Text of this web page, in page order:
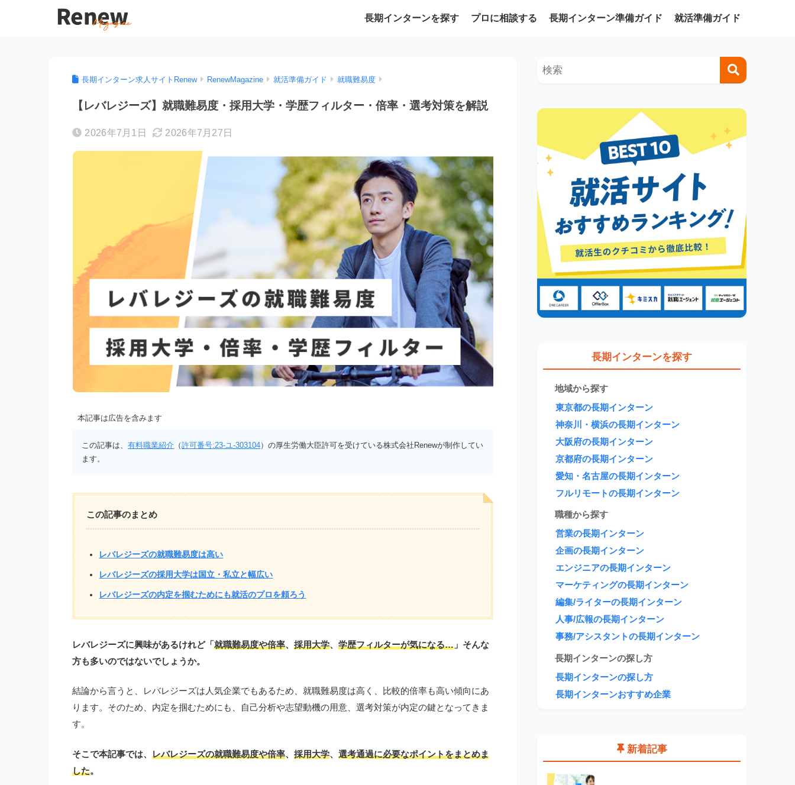
長期インターンを探す プロに相談する 長期インターン準備ガイド 就活準備ガイド
長期インターン求人サイトRenew RenewMagazine 就活準備ガイド 就職難易度
【レバレジーズ】就職難易度・採用大学・学歴フィルター・倍率・選考対策を解説
2026年7月1日 2026年7月27日
本記事は広告を含みます
この記事は、有料職業紹介 （許可番号:23-ユ-303104）の厚生労働大臣許可を受けている株式会社Renewが制作してい
ます。
この記事のまとめ
レバレジーズの就職難易度は高い
レバレジーズの採用大学は国立・私立と幅広い
レバレジーズの内定を掴むためにも就活のプロを頼ろう
レバレジーズに興味があるけれど「 就職難易度や倍率、 採用大学、 学歴フィルターが気になる… 」そんな
方も多いのではないでしょうか。
結論から言うと、レバレジーズは人気企業でもあるため、就職難易度は高く、比較的倍率も高い傾向にあ
ります。そのため、内定を掴むためにも、自己分析や志望動機の用意、選考対策が内定の鍵となってきま
す。
そこで本記事では、 レバレジーズの就職難易度や倍率、 採用大学、 選考通過に必要なポイントをまとめま
した。
長期インターンを探す
地域から探す
東京都の長期インターン
神奈川・横浜の長期インターン
大阪府の長期インターン
京都府の長期インターン
愛知・名古屋の長期インターン
フルリモートの長期インターン
職種から探す
営業の長期インターン
企画の長期インターン
エンジニアの長期インターン
マーケティングの長期インターン
編集/ライターの長期インターン
人事/広報の長期インターン
事務/アシスタントの長期インターン
長期インターンの探し方
長期インターンの探し方
長期インターンおすすめ企業
新着記事